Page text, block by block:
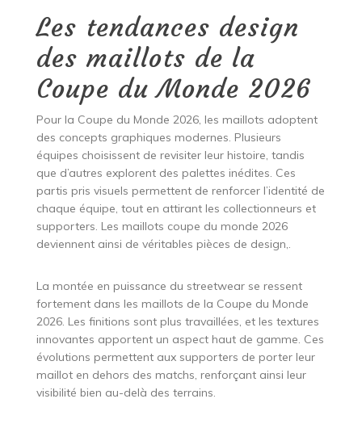
Les tendances design
des maillots de la
Coupe du Monde 2026
Pour la Coupe du Monde 2026, les maillots adoptent
des concepts graphiques modernes. Plusieurs
équipes choisissent de revisiter leur histoire, tandis
que d’autres explorent des palettes inédites. Ces
partis pris visuels permettent de renforcer l’identité de
chaque équipe, tout en attirant les collectionneurs et
supporters. Les maillots coupe du monde 2026
deviennent ainsi de véritables pièces de design,.
La montée en puissance du streetwear se ressent
fortement dans les maillots de la Coupe du Monde
2026. Les finitions sont plus travaillées, et les textures
innovantes apportent un aspect haut de gamme. Ces
évolutions permettent aux supporters de porter leur
maillot en dehors des matchs, renforçant ainsi leur
visibilité bien au-delà des terrains.